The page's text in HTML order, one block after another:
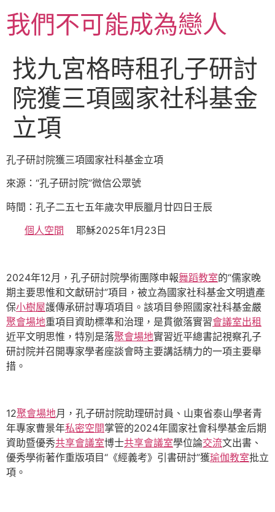
至
主我們不可能成為戀人
找九宮格時租孔子研討
院獲三項國家社科基金
立項
孔子研討院獲三項國家社科基金立項
來源：“孔子研討院”微信公眾號
時間：孔子二五七五年歲次甲辰臘月廿四日壬辰
個人空間 耶穌2025年1月23日
2024年12月，孔子研討院學術團隊申報舞蹈教室的“儒家晚
期主要思惟和文獻研討”項目，被立為國家社科基金文明遺產
保小樹屋護傳承研討專項項目。該項目參照國家社科基金嚴
聚會場地重項目資助標準和治理，是貫徹落實習會議室出租
近平文明思惟，特別是落聚會場地實習近平總書記視察孔子
研討院并召開專家學者座談會時主要講話精力的一項主要舉
措。
12聚會場地月，孔子研討院助理研討員、山東省泰山學者青
年專家曹景年私密空間掌管的2024年國家社會科學基金后期
資助暨優秀共享會議室博士共享會議室學位論交流文出書、
優秀學術著作重版項目“《經義考》引書研討”獲瑜伽教室批立
項。